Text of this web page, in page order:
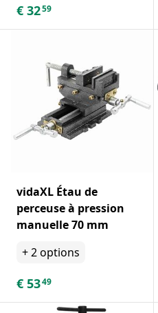
€ 3259
vidaXL Étau de
perceuse à pression
manuelle 70 mm
+2options
€ 5349